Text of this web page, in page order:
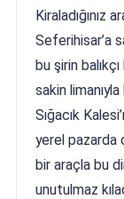
Kiraladığınız
Seferihisar’a
bu şirin
sakin
Sığacık
yerel pazarda
bir araçla bu
unutulmaz